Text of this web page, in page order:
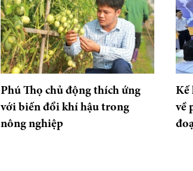
Phú Thọ chủ động thích ứng
với biến đổi khí hậu trong
nông nghiệp
Kế
về